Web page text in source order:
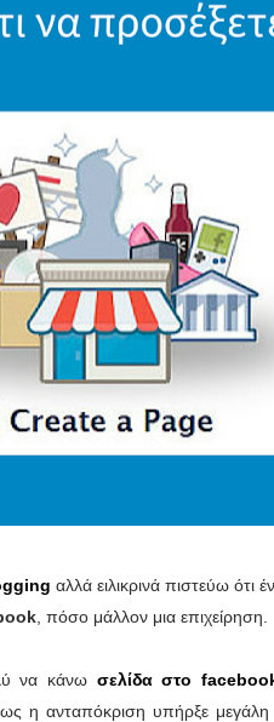
αλλά ειλικρινά πιστεύω ότι
, πόσο μάλλον μια επιχείρηση.
να κάνω σελίδα στο
η ανταπόκριση υπήρξε